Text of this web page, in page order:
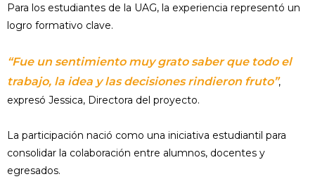
Para los estudiantes de la UAG, la experiencia representó un
logro formativo clave.
“Fue un sentimiento muy grato saber que todo el
trabajo, la idea y las decisiones rindieron fruto”,
expresó Jessica, Directora del proyecto.
La participación nació como una iniciativa estudiantil para
consolidar la colaboración entre alumnos, docentes y
egresados.